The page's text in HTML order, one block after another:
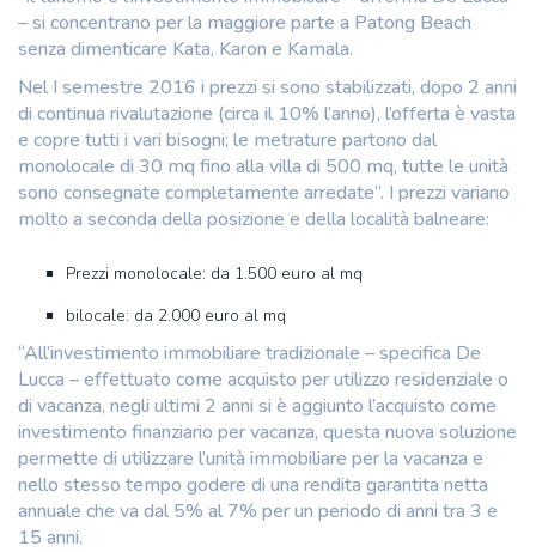
– si concentrano per la maggiore parte a Patong Beach
senza dimenticare Kata, Karon e Kamala.
Nel I semestre 2016 i prezzi si sono stabilizzati, dopo 2 anni
di continua rivalutazione (circa il 10% l’anno), l’offerta è vasta
e copre tutti i vari bisogni; le metrature partono dal
monolocale di 30 mq fino alla villa di 500 mq, tutte le unità
sono consegnate completamente arredate”. I prezzi variano
molto a seconda della posizione e della località balneare:
Prezzi monolocale: da 1.500 euro al mq
bilocale: da 2.000 euro al mq
“All’investimento immobiliare tradizionale – specifica De
Lucca – effettuato come acquisto per utilizzo residenziale o
di vacanza, negli ultimi 2 anni si è aggiunto l’acquisto come
investimento finanziario per vacanza, questa nuova soluzione
permette di utilizzare l’unità immobiliare per la vacanza e
nello stesso tempo godere di una rendita garantita netta
annuale che va dal 5% al 7% per un periodo di anni tra 3 e
15 anni.